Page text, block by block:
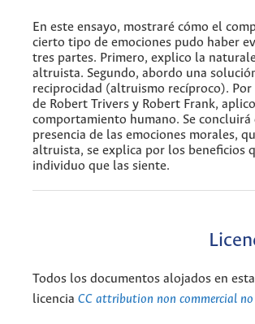
En este ensayo, mostraré cómo el
cierto tipo de emociones pudo haber
tres partes. Primero, explico la
altruista. Segundo, abordo una
reciprocidad (altruismo recíproco).
de Robert Trivers y Robert Frank,
comportamiento humano. Se
presencia de las emociones morales,
altruista, se explica por los beneficios
individuo que las siente.
Todos los documentos alojados en
licencia CC attribution non commercial